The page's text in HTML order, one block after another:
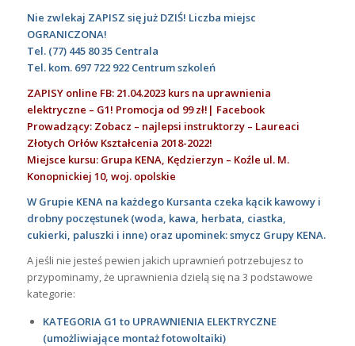
Nie zwlekaj ZAPISZ się już DZIŚ! Liczba miejsc
OGRANICZONA!
Tel. (77) 445 80 35Centrala
Tel. kom. 697 722 922 Centrum szkoleń
ZAPISY online FB: 21.04.2023 kurs na uprawnienia
elektryczne – G1! Promocja od 99 zł!| Facebook
Prowadzący: Zobacz – najlepsi instruktorzy – Laureaci
Złotych Orłów Kształcenia 2018-2022!
Miejsce kursu: Grupa KENA, Kędzierzyn – Koźle ul. M.
Konopnickiej 10, woj. opolskie
W Grupie KENA na każdego Kursanta czeka kącik kawowy i
drobny poczęstunek (woda, kawa, herbata, ciastka,
cukierki, paluszki i inne) oraz upominek: smycz Grupy KENA.
A jeśli nie jesteś pewien jakich uprawnień potrzebujesz to
przypominamy, że uprawnienia dzielą się na 3 podstawowe
kategorie:
KATEGORIA G1 to UPRAWNIENIA ELEKTRYCZNE
(umożliwiające montaż fotowoltaiki)